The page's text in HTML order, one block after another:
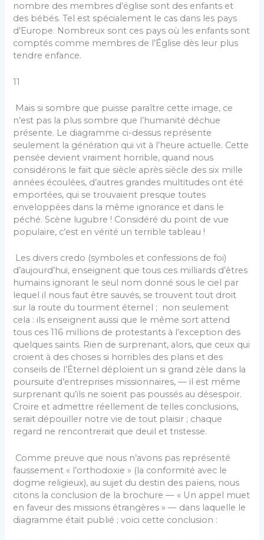
nombre des membres d’église sont des enfants et
des bébés. Tel est spécialement le cas dans les pays
d’Europe. Nombreux sont ces pays où les enfants sont
comptés comme membres de l’Église dès leur plus
tendre enfance.
11
Mais si sombre que puisse paraître cette image, ce
n’est pas la plus sombre que l’humanité déchue
présente. Le diagramme ci-dessus représente
seulement la génération qui vit à l’heure actuelle. Cette
pensée devient vraiment horrible, quand nous
considérons le fait que siècle après siècle des six mille
années écoulées, d’autres grandes multitudes ont été
emportées, qui se trouvaient presque toutes
enveloppées dans la même ignorance et dans le
péché. Scène lugubre ! Considéré du point de vue
populaire, c’est en vérité un terrible tableau !
Les divers credo (symboles et confessions de foi)
d’aujourd’hui, enseignent que tous ces milliards d’êtres
humains ignorant le seul nom donné sous le ciel par
lequel il nous faut être sauvés, se trouvent tout droit
sur la route du tourment éternel ; non seulement
cela : ils enseignent aussi que le même sort attend
tous ces 116 millions de protestants à l’exception des
quelques saints. Rien de surprenant, alors, que ceux qui
croient à des choses si horribles des plans et des
conseils de l’Éternel déploient un si grand zèle dans la
poursuite d’entreprises missionnaires, — il est même
surprenant qu’ils ne soient pas poussés au désespoir.
Croire et admettre réellement de telles conclusions,
serait dépouiller notre vie de tout plaisir ; chaque
regard ne rencontrerait que deuil et tristesse.
Comme preuve que nous n’avons pas représenté
faussement « l’orthodoxie » (la conformité avec le
dogme religieux), au sujet du destin des païens, nous
citons la conclusion de la brochure — « Un appel muet
en faveur des missions étrangères » — dans laquelle le
diagramme était publié ; voici cette conclusion :